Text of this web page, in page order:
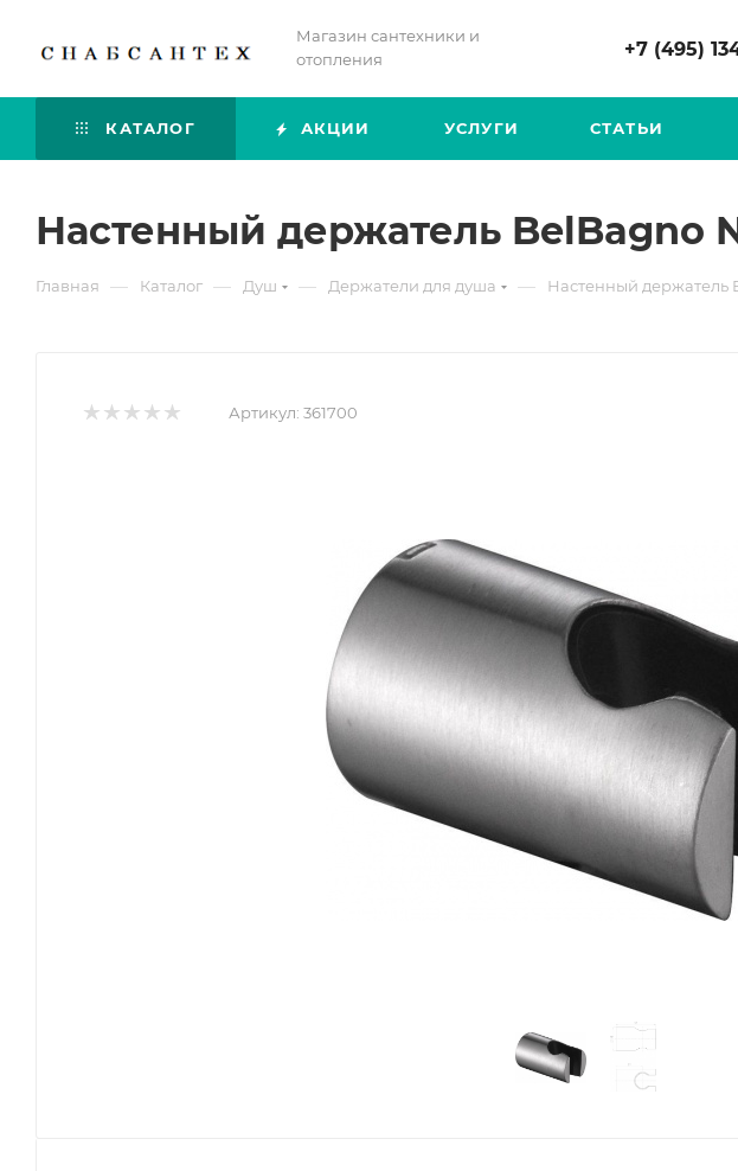
Магазин сантехники и
отопления
+7 (495)
КАТАЛОГ АКЦИИ УСЛУГИ СТАТЬИ
Настенный держатель BelBagno
Главная — Каталог — Душ — Держатели для душа — Настенный держатель
Артикул: 361700